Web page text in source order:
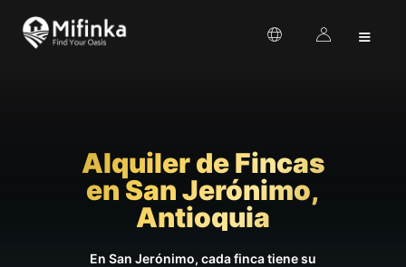
≡
Alquiler de Fincas
en San Jerónimo,
Antioquia
En San Jerónimo, cada finca tiene su